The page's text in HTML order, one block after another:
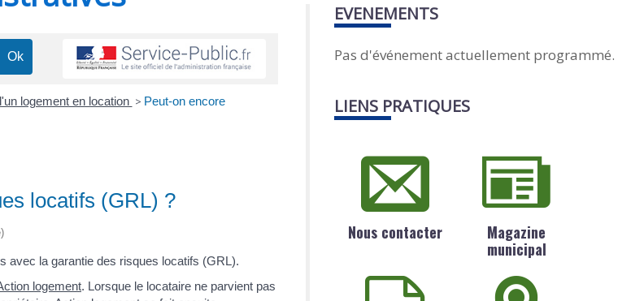
logement en location > Peut-on encore
locatifs (GRL) ?
avec la garantie des risques locatifs (GRL).
logement. Lorsque le locataire ne parvient pas
EVENEMENTS
Pas d'événement actuellement programmé.
LIENS PRATIQUES
Nous contacter
Magazine
municipal